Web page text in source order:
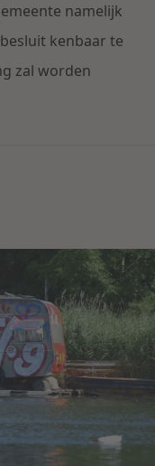
namelijk
kenbaar te
zal worden